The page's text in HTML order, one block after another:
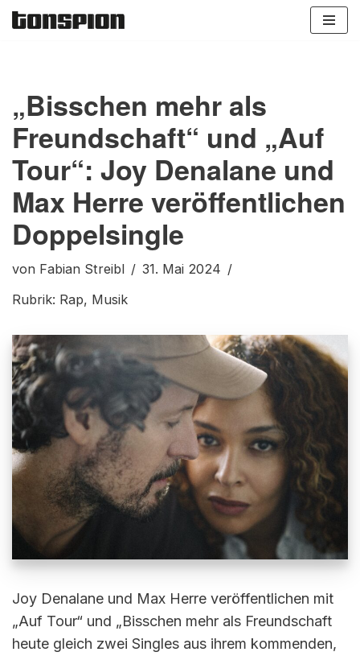
„Bisschen mehr als
Freundschaft“ und „Auf
Tour“: Joy Denalane und
Max Herre veröffentlichen
Doppelsingle
von Fabian Streibl
31. Mai 2024
Rubrik: Rap, Musik
Joy Denalane und Max Herre veröffentlichen mit
„Auf Tour“ und „Bisschen mehr als Freundschaft
heute gleich zwei Singles aus ihrem kommenden,